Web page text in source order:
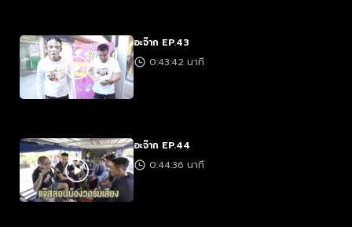
อะจ๊าก EP.43
0:43:42 นาที
อะจ๊าก EP.44
0:44:36 นาที